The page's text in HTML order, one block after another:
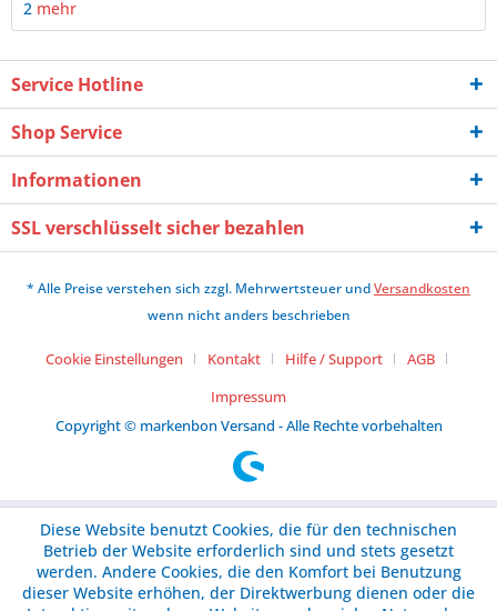
2 mehr
Service Hotline
Shop Service
Informationen
SSL verschlüsselt sicher bezahlen
* Alle Preise verstehen sich zzgl. Mehrwertsteuer undVersandkosten
wenn nicht anders beschrieben
Cookie Einstellungen Kontakt Hilfe / Support
AGB
Impressum
Copyright © markenbon Versand - Alle Rechte vorbehalten
Diese Website benutzt Cookies, die für den technischen
Betrieb der Website erforderlich sind und stets gesetzt
werden. Andere Cookies, die den Komfort bei Benutzung
dieser Website erhöhen, der Direktwerbung dienen oder die